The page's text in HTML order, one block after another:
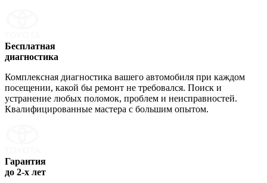
Бесплатная
диагностика
Комплексная диагностика вашего автомобиля при каждом
посещении, какой бы ремонт не требовался. Поиск и
устранение любых поломок, проблем и неисправностей.
Квалифицированные мастера с большим опытом.
Гарантия
до 2-х лет